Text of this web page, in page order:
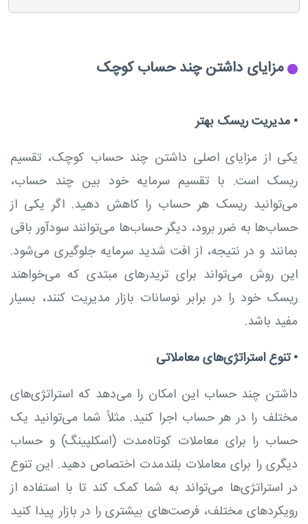
مزایای داشتن چند حساب کوچک
• مدیریت ریسک بهتر
یکی از مزایای اصلی داشتن چند حساب کوچک، تقسیم
ریسک است. با تقسیم سرمایه خود بین چند حساب،
می‌توانید ریسک هر حساب را کاهش دهید. اگر یکی از
حساب‌ها به ضرر برود، دیگر حساب‌ها می‌توانند سودآور باقی
بمانند و در نتیجه، از افت شدید سرمایه جلوگیری می‌شود.
این روش می‌تواند برای تریدرهای مبتدی که می‌خواهند
ریسک خود را در برابر نوسانات بازار مدیریت کنند، بسیار
مفید باشد.
• تنوع استراتژی‌های معاملاتی
داشتن چند حساب این امکان را می‌دهد که استراتژی‌های
مختلف را در هر حساب اجرا کنید. مثلاً شما می‌توانید یک
حساب را برای معاملات کوتاه‌مدت (اسکلپینگ) و حساب
دیگری را برای معاملات بلندمدت اختصاص دهید. این تنوع
در استراتژی‌ها می‌تواند به شما کمک کند تا با استفاده از
رویکردهای مختلف، فرصت‌های بیشتری را در بازار پیدا کنید